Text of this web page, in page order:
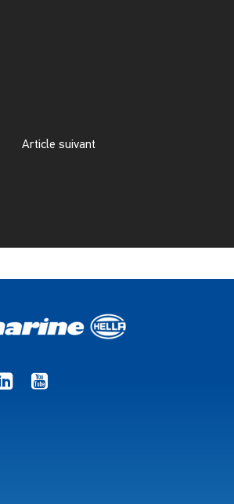
Article suivant